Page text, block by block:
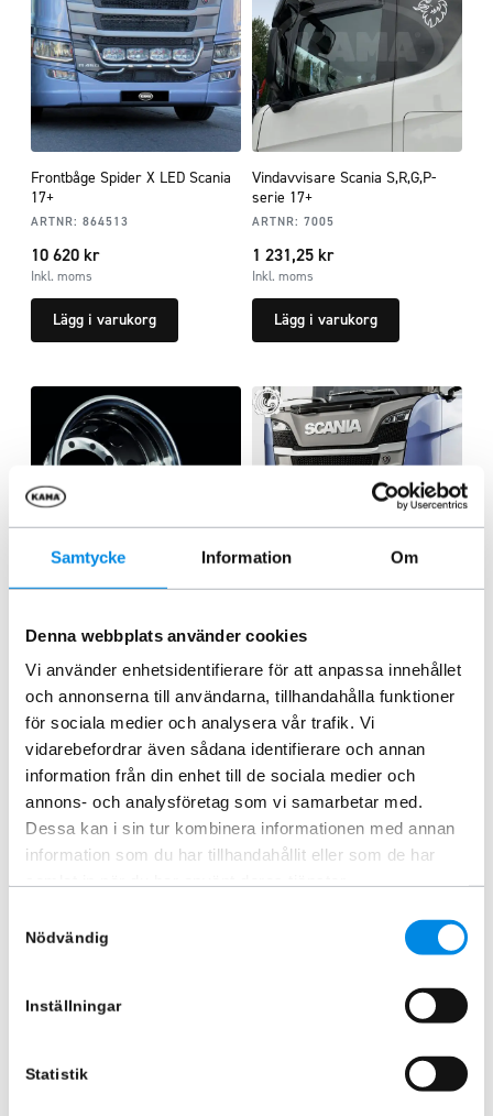
Samtycke Information Om
Denna webbplats använder cookies
Vi använder enhetsidentifierare för att anpassa innehållet
och annonserna till användarna, tillhandahålla funktioner
för sociala medier och analysera vår trafik. Vi
vidarebefordrar även sådana identifierare och annan
information från din enhet till de sociala medier och
annons- och analysföretag som vi samarbetar med.
Dessa kan i sin tur kombinera informationen med annan
information som du har tillhandahållit eller som de har
Nödvändig
Inställningar
Statistik
Frontbåge Spider X LED Scania
17+
ARTNR: 864513
10 620 kr
Inkl. moms
Lägg i varukorg
Vindavvisare Scania S,R,G,P-
serie 17+
ARTNR: 7005
1 231,25 kr
Inkl. moms
Lägg i varukorg
förstärkningsring
ARTNR:1747PKT
2 117,50kr
Inkl. moms
Lägg i varukorg
Scania S/R/P/G 17+
ARTNR:864518
10 870kr
Inkl. moms
Sidorör Scania 2019+